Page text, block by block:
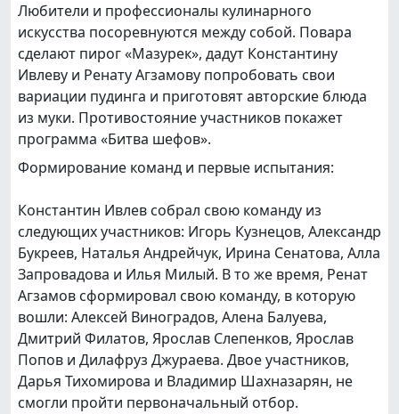
Любители и профессионалы кулинарного
искусства посоревнуются между собой. Повара
сделают пирог «Мазурек», дадут Константину
Ивлеву и Ренату Агзамову попробовать свои
вариации пудинга и приготовят авторские блюда
из муки. Противостояние участников покажет
программа «Битва шефов».
Формирование команд и первые испытания:
Константин Ивлев собрал свою команду из
следующих участников: Игорь Кузнецов, Александр
Букреев, Наталья Андрейчук, Ирина Сенатова, Алла
Запровадова и Илья Милый. В то же время, Ренат
Агзамов сформировал свою команду, в которую
вошли: Алексей Виноградов, Алена Балуева,
Дмитрий Филатов, Ярослав Слепенков, Ярослав
Попов и Дилафруз Джураева. Двое участников,
Дарья Тихомирова и Владимир Шахназарян, не
смогли пройти первоначальный отбор.